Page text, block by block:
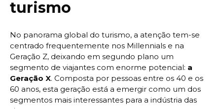
turismo
No panorama global do turismo, a atenção tem-se
centrado frequentemente nos Millennials e na
Geração Z, deixando em segundo plano um
segmento de viajantes com enorme potencial: a
Geração X. Composta por pessoas entre os 40 e os
60 anos, esta geração está a emergir como um dos
segmentos mais interessantes para a indústria das